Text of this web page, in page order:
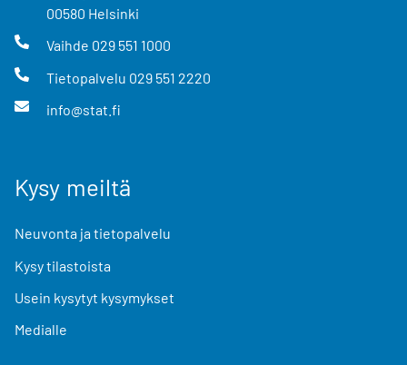
00580 Helsinki
Vaihde 029 551 1000
Tietopalvelu 029 551 2220
info@stat.fi
Kysy meiltä
Neuvonta ja tietopalvelu
Kysy tilastoista
Usein kysytyt kysymykset
Medialle